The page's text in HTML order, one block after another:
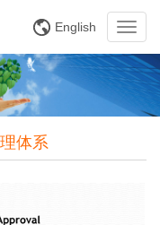
English
体系